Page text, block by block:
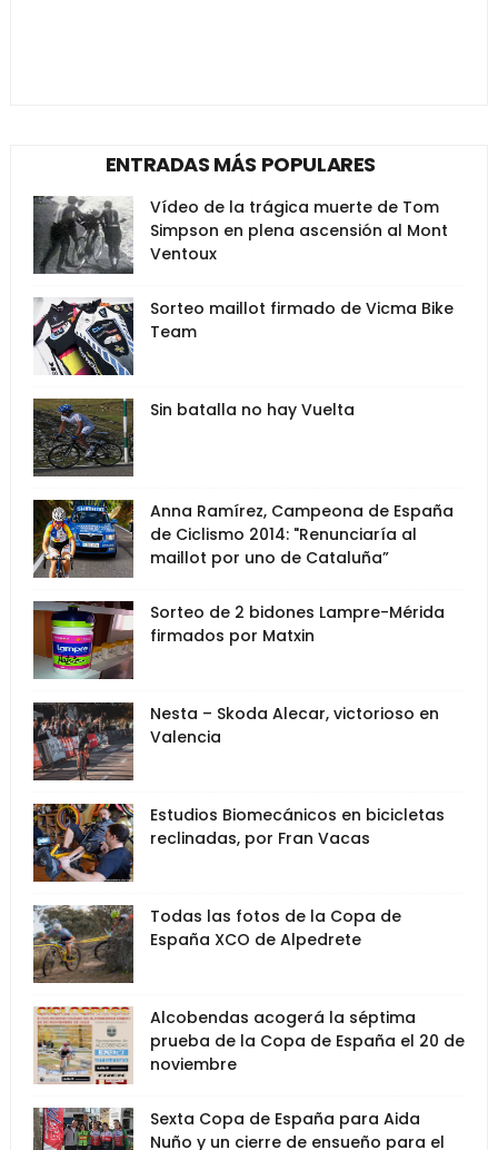
ENTRADAS MÁS POPULARES
Vídeo de la trágica muerte de Tom
Simpson en plena ascensión al Mont
Ventoux
Sorteo maillot firmado de Vicma Bike
Team
Sin batalla no hay Vuelta
Anna Ramírez, Campeona de España
de Ciclismo 2014: "Renunciaría al
maillot por uno de Cataluña”
Sorteo de 2 bidones Lampre-Mérida
firmados por Matxin
Nesta – Skoda Alecar, victorioso en
Valencia
Estudios Biomecánicos en bicicletas
reclinadas, por Fran Vacas
Todas las fotos de la Copa de
España XCO de Alpedrete
Alcobendas acogerá la séptima
prueba de la Copa de España el 20 de
noviembre
Sexta Copa de España para Aida
Nuño y un cierre de ensueño para el